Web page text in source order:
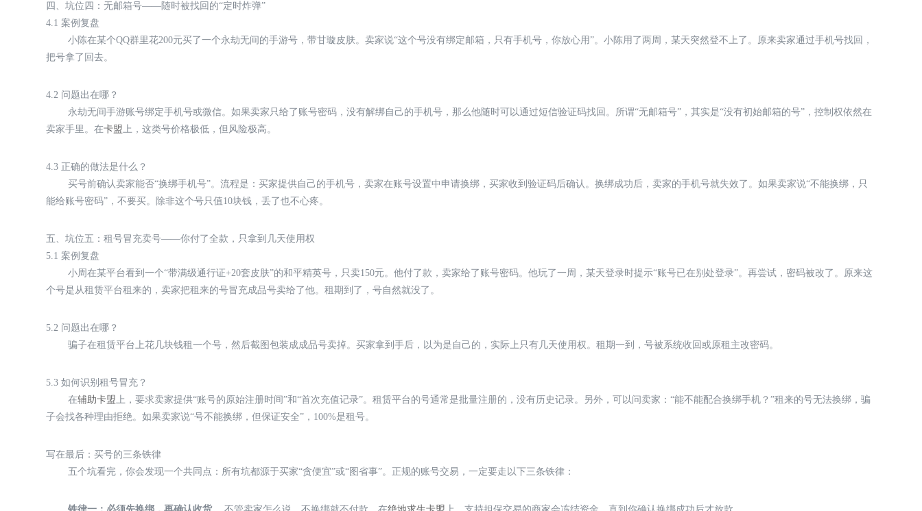
四、坑位四：无邮箱号——随时被找回的“定时炸弹”
4.1 案例复盘
小陈在某个QQ群里花200元买了一个永劫无间的手游号，带甘璇皮肤。卖家说“这个号没有绑定邮箱，只有手机号，你放心用”。小陈用了两周，某天突然登不上了。原来卖家通过手机号找回，
把号拿了回去。
4.2 问题出在哪？
永劫无间手游账号绑定手机号或微信。如果卖家只给了账号密码，没有解绑自己的手机号，那么他随时可以通过短信验证码找回。所谓“无邮箱号”，其实是“没有初始邮箱的号”，控制权依然在
卖家手里。在卡盟上，这类号价格极低，但风险极高。
4.3 正确的做法是什么？
买号前确认卖家能否“换绑手机号”。流程是：买家提供自己的手机号，卖家在账号设置中申请换绑，买家收到验证码后确认。换绑成功后，卖家的手机号就失效了。如果卖家说“不能换绑，只
能给账号密码”，不要买。除非这个号只值10块钱，丢了也不心疼。
五、坑位五：租号冒充卖号——你付了全款，只拿到几天使用权
5.1 案例复盘
小周在某平台看到一个“带满级通行证+20套皮肤”的和平精英号，只卖150元。他付了款，卖家给了账号密码。他玩了一周，某天登录时提示“账号已在别处登录”。再尝试，密码被改了。原来这
个号是从租赁平台租来的，卖家把租来的号冒充成品号卖给了他。租期到了，号自然就没了。
5.2 问题出在哪？
骗子在租赁平台上花几块钱租一个号，然后截图包装成成品号卖掉。买家拿到手后，以为是自己的，实际上只有几天使用权。租期一到，号被系统收回或原租主改密码。
5.3 如何识别租号冒充？
在辅助卡盟上，要求卖家提供“账号的原始注册时间”和“首次充值记录”。租赁平台的号通常是批量注册的，没有历史记录。另外，可以问卖家：“能不能配合换绑手机？”租来的号无法换绑，骗
子会找各种理由拒绝。如果卖家说“号不能换绑，但保证安全”，100%是租号。
写在最后：买号的三条铁律
五个坑看完，你会发现一个共同点：所有坑都源于买家“贪便宜”或“图省事”。正规的账号交易，一定要走以下三条铁律：